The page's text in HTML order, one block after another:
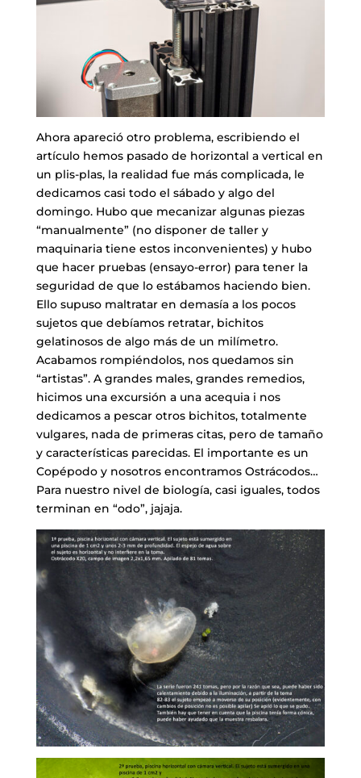
Ahora apareció otro problema, escribiendo el
artículo hemos pasado de horizontal a vertical en
un plis-plas, la realidad fue más complicada, le
dedicamos casi todo el sábado y algo del
domingo. Hubo que mecanizar algunas piezas
“manualmente” (no disponer de taller y
maquinaria tiene estos inconvenientes) y hubo
que hacer pruebas (ensayo-error) para tener la
seguridad de que lo estábamos haciendo bien.
Ello supuso maltratar en demasía a los pocos
sujetos que debíamos retratar, bichitos
gelatinosos de algo más de un milímetro.
Acabamos rompiéndolos, nos quedamos sin
“artistas”. A grandes males, grandes remedios,
hicimos una excursión a una acequia i nos
dedicamos a pescar otros bichitos, totalmente
vulgares, nada de primeras citas, pero de tamaño
y características parecidas. El importante es un
Copépodo y nosotros encontramos Ostrácodos…
Para nuestro nivel de biología, casi iguales, todos
terminan en “odo”, jajaja.